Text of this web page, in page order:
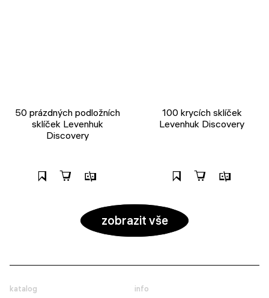
50 prázdných podložních
sklíček Levenhuk
Discovery
100 krycích sklíček
Levenhuk Discovery
zobrazit vše
katalog
info